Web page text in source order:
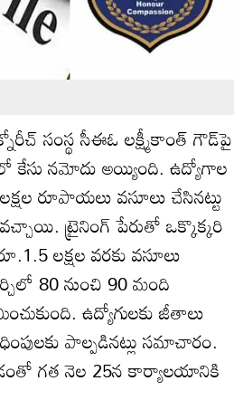
సంస్థ సీఈఓ లక్ష్మీకాంత్ గౌడ్‌పై
కేసు నమోదు అయ్యింది. ఉద్యోగాల
రూపాయలు వసూలు చేసినట్టు
ట్రైనింగ్ పేరుతో ఒక్కొక్కరి
లక్షల వరకు వసూలు
80 నుంచి 90 మంది
ఉద్యోగులకు జీతాలు
పాల్పడినట్లు సమాచారం.
గత నెల 25న కార్యాలయానికి